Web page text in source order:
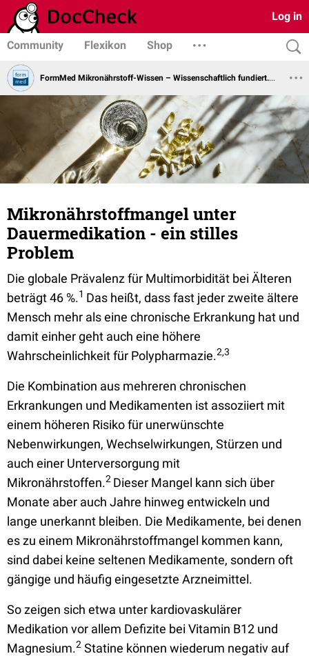
Log in
Community Flexikon Shop
FormMed Mikronährstoff-Wissen – Wissenschaftlich fundiert. Praxisorientiert.
Mikronährstoffmangel unter
Dauermedikation - ein stilles
Problem
Die globale Prävalenz für Multimorbidität bei Älteren
beträgt 46 %.1 Das heißt, dass fast jeder zweite ältere
Mensch mehr als eine chronische Erkrankung hat und
damit einher geht auch eine höhere
Wahrscheinlichkeit für Polypharmazie.2,3
Die Kombination aus mehreren chronischen
Erkrankungen und Medikamenten ist assoziiert mit
einem höheren Risiko für unerwünschte
Nebenwirkungen, Wechselwirkungen, Stürzen und
auch einer Unterversorgung mit
Mikronährstoffen.2 Dieser Mangel kann sich über
Monate aber auch Jahre hinweg entwickeln und
lange unerkannt bleiben. Die Medikamente, bei denen
es zu einem Mikronährstoffmangel kommen kann,
sind dabei keine seltenen Medikamente, sondern oft
gängige und häufig eingesetzte Arzneimittel.
So zeigen sich etwa unter kardiovaskulärer
Medikation vor allem Defizite bei Vitamin B12 und
Magnesium.2 Statine können wiederum negativ auf